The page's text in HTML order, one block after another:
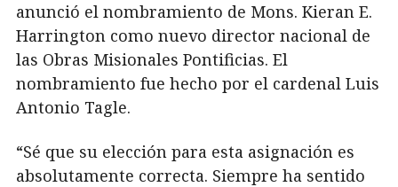
anunció el nombramiento de Mons. Kieran E.
Harrington como nuevo director nacional de
las Obras Misionales Pontificias. El
nombramiento fue hecho por el cardenal Luis
Antonio Tagle.
“Sé que su elección para esta asignación es
absolutamente correcta. Siempre ha sentido